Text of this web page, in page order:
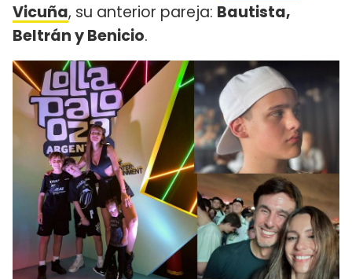
Vicuña, su anterior pareja: Bautista,
Beltrán y Benicio.